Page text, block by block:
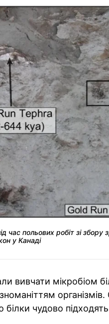
час польових робіт зі збору
у Канаді
вивчати мікробіом
чудово